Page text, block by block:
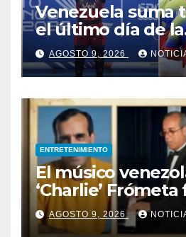
Venezuela suma
el último día de la
competencia y
cuarto lugar en
de los Juegos
AGOSTO 9, 2026
ENTRETENIMIENTO
El músico
‘Charlie’
sus 82 años
AGOSTO 9, 2026